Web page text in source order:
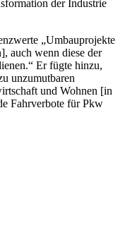
der Industrie
„Umbauprojekte
auch wenn diese der
Er fügte hinzu,
unzumutbaren
und Wohnen [in
Fahrverbote für Pkw